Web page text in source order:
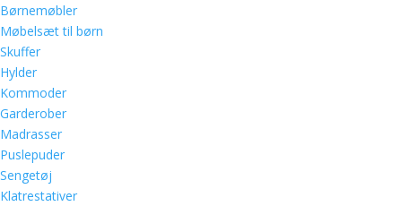
Børnemøbler
Møbelsæt til børn
Skuffer
Hylder
Kommoder
Garderober
Madrasser
Puslepuder
Sengetøj
Klatrestativer